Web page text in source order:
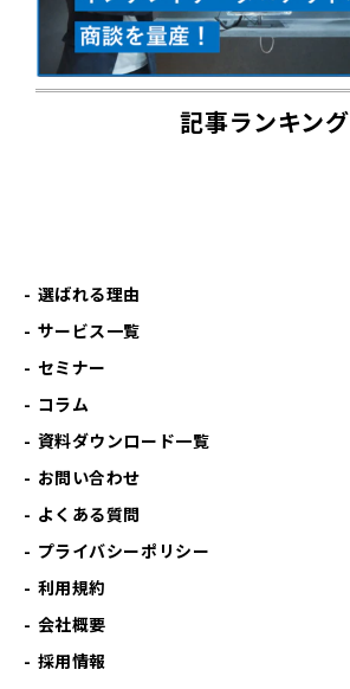
記事ランキング
選ばれる理由
サービス一覧
セミナー
コラム
資料ダウンロード一覧
お問い合わせ
よくある質問
プライバシーポリシー
利用規約
会社概要
採用情報